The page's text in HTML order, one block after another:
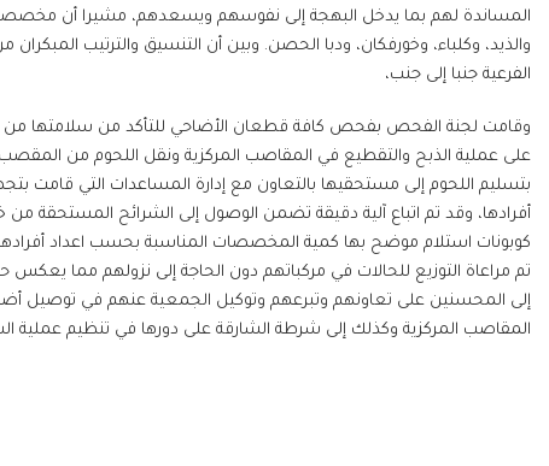
المساندة لهم بما يدخل البهجة إلى نفوسهم ويسعدهم، مشيرا أن مخصصات
والذيد، وكلباء، وخورفكان، ودبا الحصن. وبين أن التنسيق والترتيب
الفرعية جنبا إلى جنب،
وقامت لجنة الفحص بفحص كافة قطعان الأضاحي للتأكد من سلامتها من
على عملية الذبح والتقطيع في المقاصب المركزية ونقل اللحوم من
بتسليم اللحوم إلى مستحقيها بالتعاون مع إدارة المساعدات التي
أفرادها، وقد تم اتباع آلية دقيقة تضمن الوصول إلى الشرائح المستحقة
كوبونات استلام موضح بها كمية المخصصات المناسبة بحسب اعداد
تم مراعاة التوزيع للحالات في مركباتهم دون الحاجة إلى نزولهم مما
إلى المحسنين على تعاونهم وتبرعهم وتوكيل الجمعية عنهم في توصيل
المقاصب المركزية وكذلك إلى شرطة الشارقة على دورها في تنظيم عملية